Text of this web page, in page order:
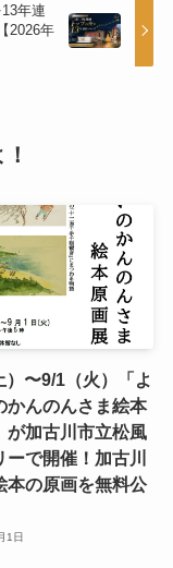
年連
2026年
）〜9/1（火）「よ
かんのんさま絵本
が加古川市立松風
ーで開催！加古川
本の原画を無料公
1日